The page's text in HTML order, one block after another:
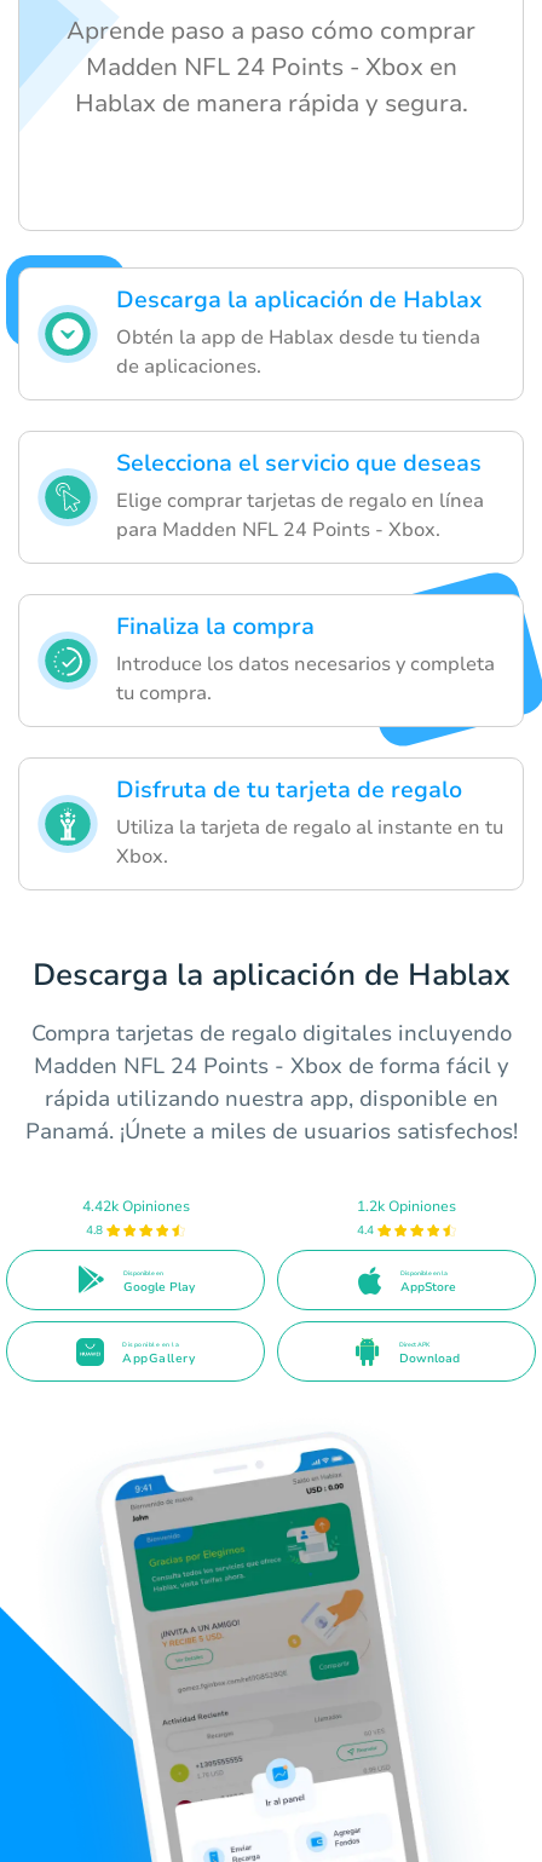
Descarga la aplicación de Hablax
Obtén la app de Hablax desde tu tienda
de aplicaciones.
Selecciona el servicio que deseas
Elige comprar tarjetas de regalo en línea
para Madden NFL 24 Points - Xbox.
Finaliza la compra
Introduce los datos necesarios y completa
tu compra.
Disfruta de tu tarjeta de regalo
Utiliza la tarjeta de regalo al instante en tu
Xbox.
Aprende paso a paso cómo comprar
Madden NFL 24 Points - Xbox en
Hablax de manera rápida y segura.
Descarga la aplicación de Hablax
Compra tarjetas de regalo digitales incluyendo
Madden NFL 24 Points - Xbox de forma fácil y
rápida utilizando nuestra app, disponible en
Panamá. ¡Únete a miles de usuarios satisfechos!
4.42k Opiniones
4.8
Disponible en
Google Play
1.2k Opiniones
4.4
Disponible en la
AppStore
Disponible en la
AppGallery
Direct APK
Download